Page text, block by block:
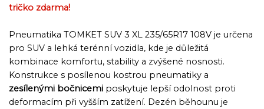
tričko zdarma!
Pneumatika TOMKET SUV 3 XL 235/65R17 108V je určena
pro SUV a lehká terénní vozidla, kde je důležitá
kombinace komfortu, stability a zvýšené nosnosti.
Konstrukce s posílenou kostrou pneumatiky a
zesílenými bočnicemi poskytuje lepší odolnost proti
deformacím při vyšším zatížení. Dezén běhounu je